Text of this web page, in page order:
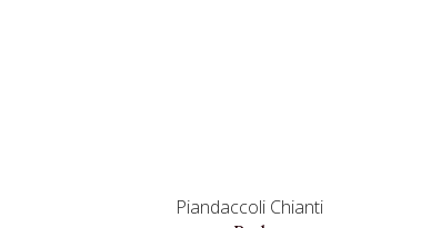
Piandaccoli Chianti